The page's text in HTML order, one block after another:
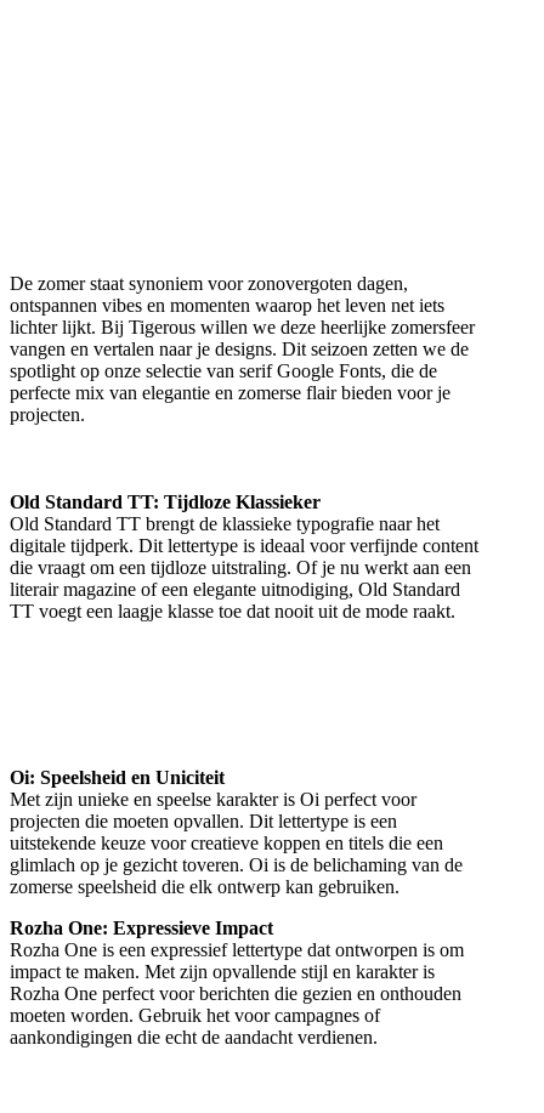
De zomer staat synoniem voor zonovergoten dagen,
ontspannen vibes en momenten waarop het leven net iets
lichter lijkt. Bij Tigerous willen we deze heerlijke zomersfeer
vangen en vertalen naar je designs. Dit seizoen zetten we de
spotlight op onze selectie van serif Google Fonts, die de
perfecte mix van elegantie en zomerse flair bieden voor je
projecten.
Old Standard TT: Tijdloze Klassieker
Old Standard TT brengt de klassieke typografie naar het
digitale tijdperk. Dit lettertype is ideaal voor verfijnde content
die vraagt om een tijdloze uitstraling. Of je nu werkt aan een
literair magazine of een elegante uitnodiging, Old Standard
TT voegt een laagje klasse toe dat nooit uit de mode raakt.
Oi: Speelsheid en Uniciteit
Met zijn unieke en speelse karakter is Oi perfect voor
projecten die moeten opvallen. Dit lettertype is een
uitstekende keuze voor creatieve koppen en titels die een
glimlach op je gezicht toveren. Oi is de belichaming van de
zomerse speelsheid die elk ontwerp kan gebruiken.
Rozha One: Expressieve Impact
Rozha One is een expressief lettertype dat ontworpen is om
impact te maken. Met zijn opvallende stijl en karakter is
Rozha One perfect voor berichten die gezien en onthouden
moeten worden. Gebruik het voor campagnes of
aankondigingen die echt de aandacht verdienen.